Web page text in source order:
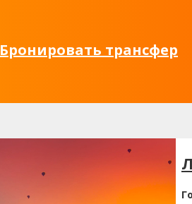
Бронировать трансфер